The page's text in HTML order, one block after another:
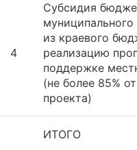
4
Субсидия
муниципального
из краевого
реализацию
поддержке
(не более 85%
проекта)
ИТОГО